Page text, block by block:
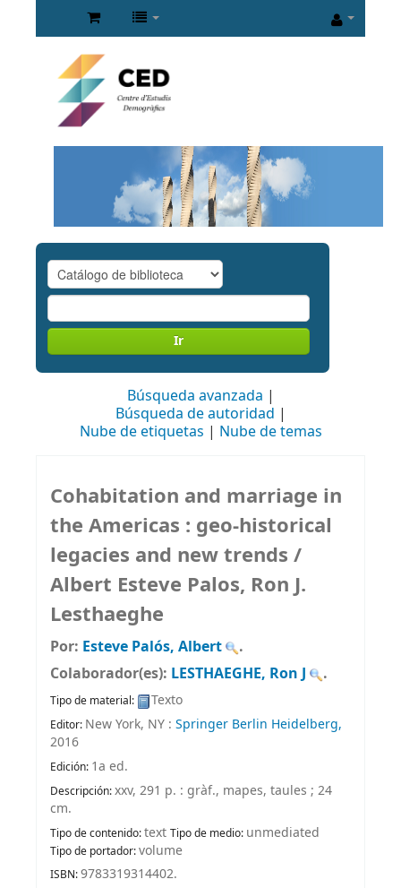
Ir
Búsqueda avanzada
Búsqueda de autoridad
Nube de etiquetas
Nube de temas
Cohabitation and marriage in
the Americas : geo-historical
legacies and new trends /
Albert Esteve Palos, Ron J.
Lesthaeghe
Por: Esteve Palós, Albert
.
Colaborador(es): LESTHAEGHE, Ron J .
Tipo de material: Texto
Editor: New York, NY : Springer Berlin Heidelberg,
2016
Edición: 1a ed.
Descripción:xxv, 291 p. : gràf., mapes, taules ; 24
cm.
Tipo de contenido:text Tipo de medio: unmediated
Tipo de portador:volume
ISBN:9783319314402.